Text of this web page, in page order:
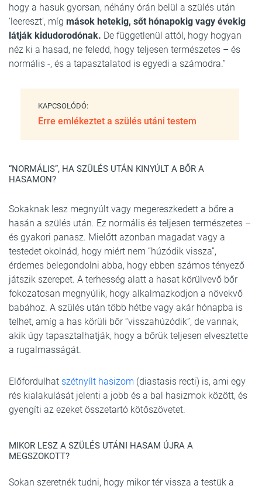
hogy a hasuk gyorsan, néhány órán belül a szülés után
‘leereszt’, míg mások hetekig, sőt hónapokig vagy évekig
látják kidudorodónak. De függetlenül attól, hogy hogyan
néz ki a hasad, ne feledd, hogy teljesen természetes – és
normális -, és a tapasztalatod is egyedi a számodra.”
KAPCSOLÓDÓ:
Erre emlékeztet a szülés utáni testem
“NORMÁLIS”, HA SZÜLÉS UTÁN KINYÚLT A BŐR A
HASAMON?
Sokaknak lesz megnyúlt vagy megereszkedett a bőre a
hasán a szülés után. Ez normális és teljesen természetes –
és gyakori panasz. Mielőtt azonban magadat vagy a
testedet okolnád, hogy miért nem “húzódik vissza”,
érdemes belegondolni abba, hogy ebben számos tényező
játszik szerepet. A terhesség alatt a hasat körülvevő bőr
fokozatosan megnyúlik, hogy alkalmazkodjon a növekvő
babához. A szülés után több hétbe vagy akár hónapba is
telhet, amíg a has körüli bőr “visszahúzódik”, de vannak,
akik úgy tapasztalhatják, hogy a bőrük teljesen elvesztette
a rugalmasságát.
Előfordulhat szétnyílt hasizom (diastasis recti) is, ami egy
rés kialakulását jelenti a jobb és a bal hasizmok között, és
gyengíti az ezeket összetartó kötőszövetet.
MIKOR LESZ A SZÜLÉS UTÁNI HASAM ÚJRA A
MEGSZOKOTT?
Sokan szeretnék tudni, hogy mikor tér vissza a testük a